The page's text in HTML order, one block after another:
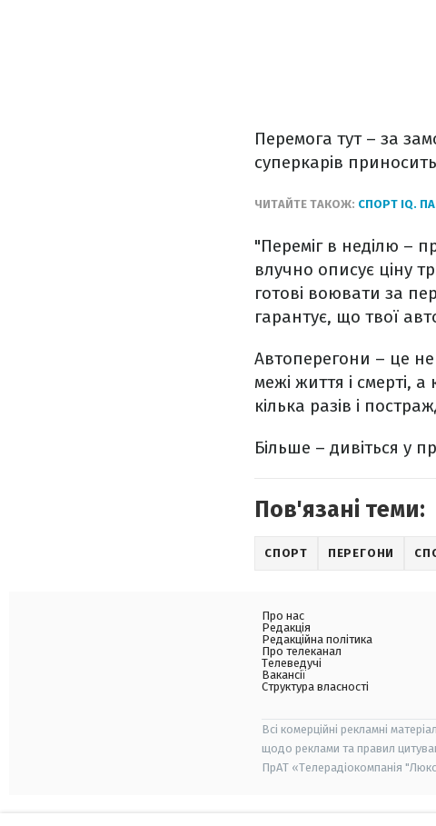
Перемога тут – за
суперкарів
ЧИТАЙТЕ ТАКОЖ: СПОРТ IQ.
"Переміг в неділю –
влучно описує ціну
готові воювати за
гарантує, що твої
Автоперегони – це
межі життя і смерті,
кілька разів і
Більше – дивіться у
Пов'язані теми:
СПОРТ ПЕРЕГОНИ
Про нас
Редакція
Редакційна політика
Про телеканал
Телеведучі
Вакансії
Структура власності
Всі комерційні рекламні
щодо реклами та правил
ПрАТ «Телерадіокомпанія